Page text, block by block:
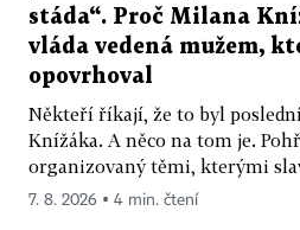
stáda“. Proč Milana
vláda vedená mužem,
opovrhoval
Někteří říkají, že to byl
Knížáka. A něco na tom je.
organizovaný těmi, kterými
7. 8. 2026 ▪ 4 min. čtení